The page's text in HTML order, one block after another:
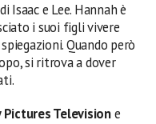
Isaac e Lee. Hannah è
i suoi figli vivere
Quando però
si ritrova a dover
Pictures Televisione